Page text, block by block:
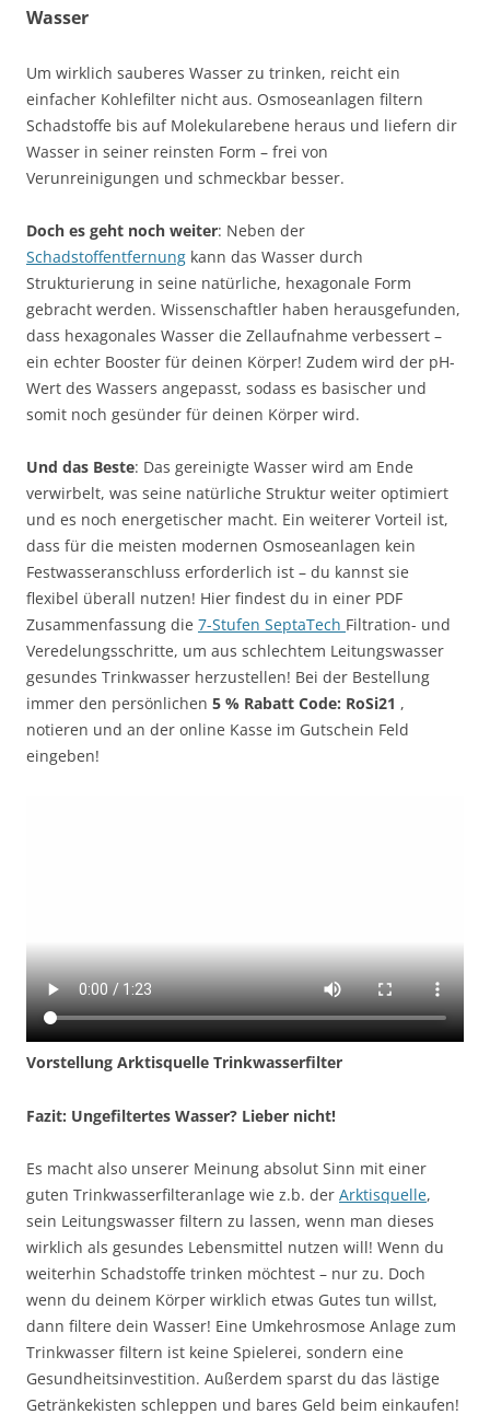
Wasser
Um wirklich sauberes Wasser zu trinken, reicht ein
einfacher Kohlefilter nicht aus. Osmoseanlagen filtern
Schadstoffe bis auf Molekularebene heraus und liefern dir
Wasser in seiner reinsten Form – frei von
Verunreinigungen und schmeckbar besser.
Doch es geht noch weiter: Neben der
Schadstoffentfernung kann das Wasser durch
Strukturierung in seine natürliche, hexagonale Form
gebracht werden. Wissenschaftler haben herausgefunden,
dass hexagonales Wasser die Zellaufnahme verbessert –
ein echter Booster für deinen Körper! Zudem wird der pH-
Wert des Wassers angepasst, sodass es basischer und
somit noch gesünder für deinen Körper wird.
Und das Beste: Das gereinigte Wasser wird am Ende
verwirbelt, was seine natürliche Struktur weiter optimiert
und es noch energetischer macht. Ein weiterer Vorteil ist,
dass für die meisten modernen Osmoseanlagen kein
Festwasseranschluss erforderlich ist – du kannst sie
flexibel überall nutzen! Hier findest du in einer PDF
Zusammenfassung die 7-Stufen SeptaTech Filtration- und
Veredelungsschritte, um aus schlechtem Leitungswasser
gesundes Trinkwasser herzustellen! Bei der Bestellung
immer den persönlichen 5 % Rabatt Code: RoSi21 ,
notieren und an der online Kasse im Gutschein Feld
eingeben!
Vorstellung Arktisquelle Trinkwasserfilter
Fazit: Ungefiltertes Wasser? Lieber nicht!
Es macht also unserer Meinung absolut Sinn mit einer
guten Trinkwasserfilteranlage wie z.b. der Arktisquelle,
sein Leitungswasser filtern zu lassen, wenn man dieses
wirklich als gesundes Lebensmittel nutzen will! Wenn du
weiterhin Schadstoffe trinken möchtest – nur zu. Doch
wenn du deinem Körper wirklich etwas Gutes tun willst,
dann filtere dein Wasser! Eine Umkehrosmose Anlage zum
Trinkwasser filtern ist keine Spielerei, sondern eine
Gesundheitsinvestition. Außerdem sparst du das lästige
Getränkekisten schleppen und bares Geld beim einkaufen!